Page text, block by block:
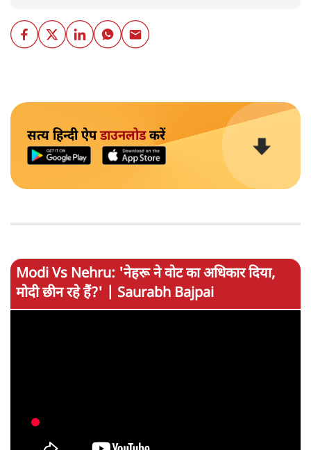
सत्य हिन्दी ऐपडाउनलोडकरें
Modi Vs Nehru: 'नेहरू ने वोट का अधिकार दिया,
मोदी छीन रहे हैं?' | Saurabh Bajpai